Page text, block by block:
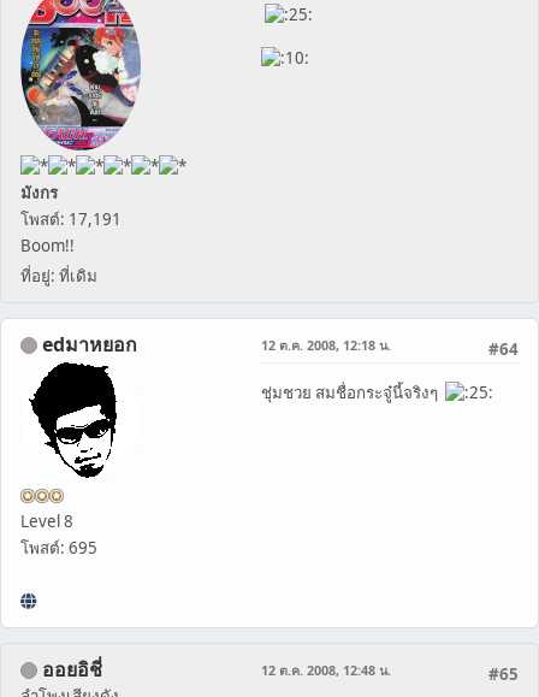
มังกร
โพสต์: 17,191
Boom!!
ที่อยู่: ที่เดิม
edมาหยอก
Level 8
โพสต์: 695
#64
12 ต.ค. 2008, 12:18 น.
ชุ่มชวย สมชื่อกระจู๋นี้จริงๆ
ออยอิชี่ #65
12 ต.ค. 2008, 12:48 น.